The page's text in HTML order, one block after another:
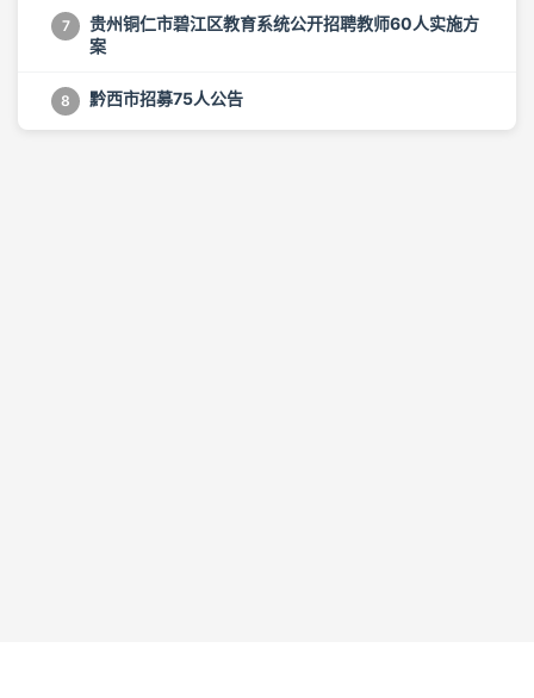
7
贵州铜仁市碧江区教育系统公开招聘教师60人实施方
案
8 黔西市招募75人公告